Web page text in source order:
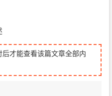
才能查看该篇文章全部内